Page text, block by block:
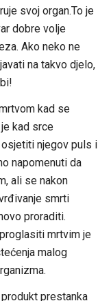
svoj organ.To je
dobre volje
Ako neko ne
na takvo djelo,
kad se
kad srce
njegov puls i
napomenuti da
ali se nakon
smrti
proraditi.
mrtvim je
malog
prestanka